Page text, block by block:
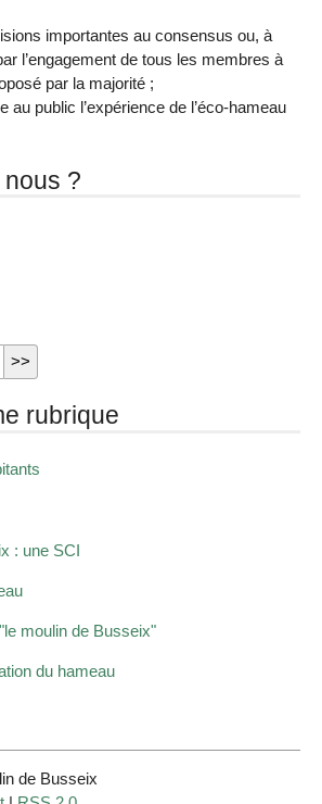
importantes au consensus ou, à
l’engagement de tous les membres à
par la majorité ;
au public l’expérience de l’éco-hameau
?
rubrique
: une SCI
moulin de Busseix"
du hameau
de Busseix